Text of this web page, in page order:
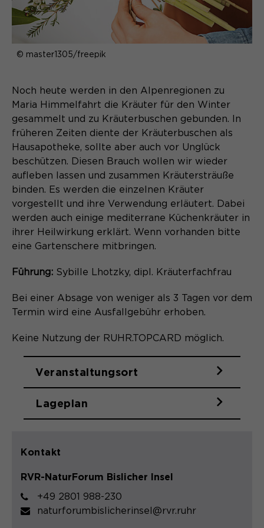
Zweck
Webseite. Diese Basis-Cookies sind
unerlässlich, damit Ihr Besuch auf der
Website angenehm und flüssig wird:
Sie ermöglichen es der Website, Sie
zu erkennen und somit Ihre Sitzung
geschlossenen Bereich die Benutzer-
ID als verschlüsselten Wert (sog.
"hash-Wert") zum entsprechenden
Datenbankeintrag des Nutzers.
Name PHPSESSID
Anbieter Session-Cookies
Der Session Cookie wird beim
Schließen des Browsers wieder
gelöscht.
Zweck
(Formulare).
Anbieter TYPO3
Laufzeit
Zweck
diese zu verwalten.
Anbieter Matomo
Wiedererkennung eines Besuchers.
Name _pk_ses*
Laufzeit 30 Minuten
Speichert vorübergehend Daten der
aktuellen Sitzung.
Anbieter Matomo
Laufzeit 6 Monate
Speichert die Herkunft des Besuchers.
Name MATOMO_SESSID
Anbieter
Laufzeit Sitzung
Temporäre Session-ID, ohne
personenbezogene Daten.
Aktivierung Mehrsprachigkeit
Diese Cookies ermöglichen die automatische
Name googtrans
Anbieter GTranslate Inc.
Laufzeit 1 Jahr
Zweck
Speichert die vom Nutzer gewählte
Sprache für die automatische
Übersetzung der Website.
Cookie-Informationen anzeigen
© master1305/freepik
Noch heute werden in den Alpenregionen zu
Maria Himmelfahrt die Kräuter für den Winter
gesammelt und zu Kräuterbuschen gebunden. In
früheren Zeiten diente der Kräuterbuschen als
Hausapotheke, sollte aber auch vor Unglück
beschützen. Diesen Brauch wollen wir wieder
aufleben lassen und zusammen Kräutersträuße
binden. Es werden die einzelnen Kräuter
vorgestellt und ihre Verwendung erläutert. Dabei
werden auch einige mediterrane Küchenkräuter in
ihrer Heilwirkung erklärt. Wenn vorhanden bitte
eine Gartenschere mitbringen.
Führung: Sybille Lhotzky, dipl. Kräuterfachfrau
Bei einer Absage von weniger als 3 Tagen vor dem
Termin wird eine Ausfallgebühr erhoben.
Keine Nutzung der RUHR.TOPCARD möglich.
Veranstaltungsort
Lageplan
Kontakt
RVR-NaturForum Bislicher Insel
+49 2801 988-230
naturforumbislicherinsel@rvr.ruhr